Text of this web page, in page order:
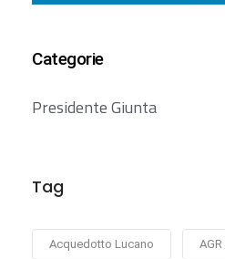
Categorie
Presidente Giunta
Tag
Acquedotto Lucano